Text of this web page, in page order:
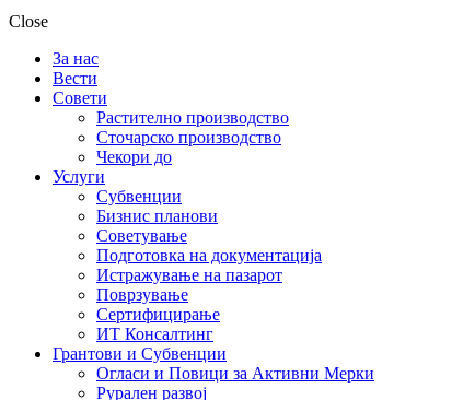
Close
За нас
Вести
Совети
Растително производство
Сточарско производство
Чекори до
Услуги
Субвенции
Бизнис планови
Советување
Подготовка на документација
Истражување на пазарот
Поврзување
Сертифицирање
ИТ Консалтинг
Грантови и Субвенции
Огласи и Повици за Активни Мерки
Рурален развој